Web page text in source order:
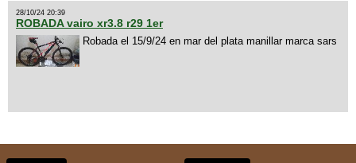
28/10/24 20:39
ROBADA vairo xr3.8 r29 1er
Robada el 15/9/24 en mar del plata manillar marca sars